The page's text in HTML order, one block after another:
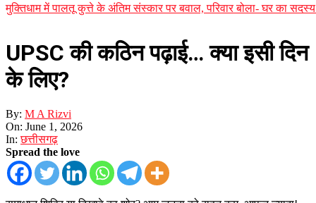
मुक्तिधाम में पालतू कुत्ते के अंतिम संस्कार पर बवाल, परिवार बोला- घर का
UPSC की कठिन पढ़ाई… क्या इसी दिन
के लिए?
By: M A Rizvi
On: June 1, 2026
In: छत्तीसगढ़
Spread the love